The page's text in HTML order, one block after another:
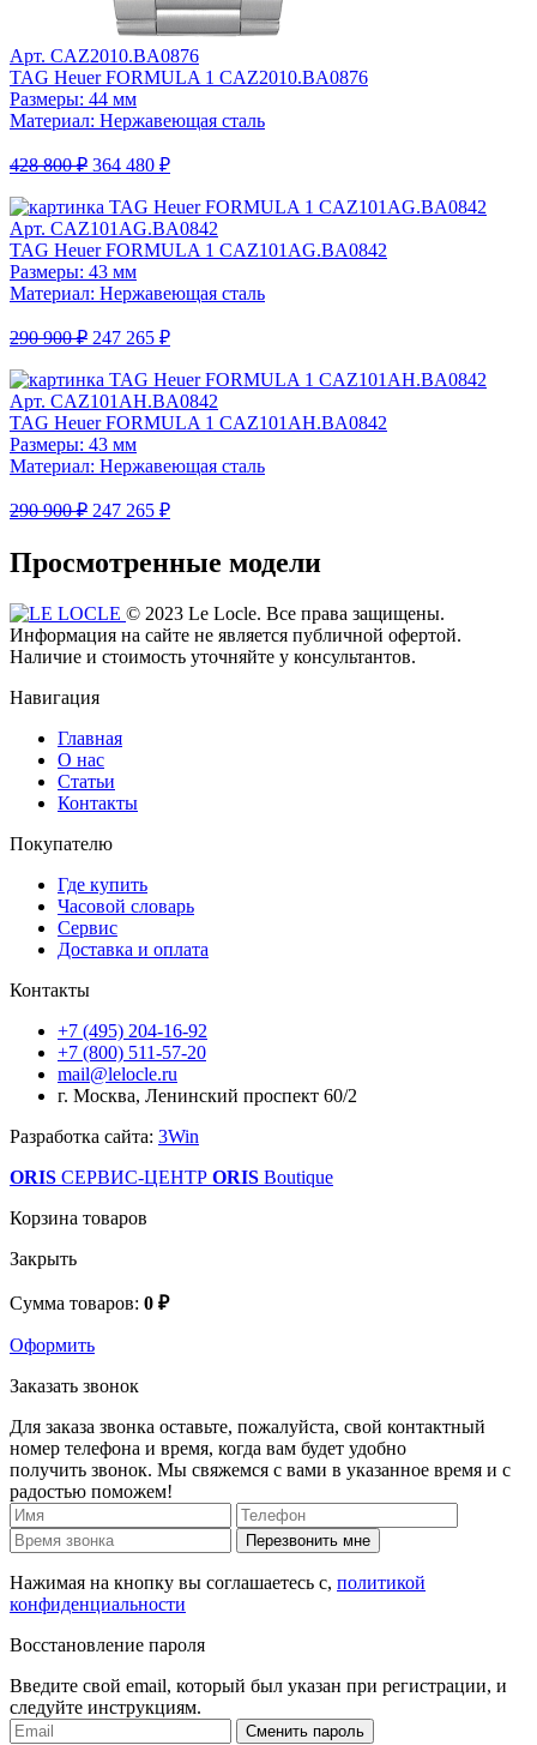
Арт. CAZ2010.BA0876
TAG Heuer FORMULA 1 CAZ2010.BA0876
Размеры: 44 мм
Материал: Нержавеющая сталь
428 800 ₽ 364 480 ₽
Арт. CAZ101AG.BA0842
TAG Heuer FORMULA 1 CAZ101AG.BA0842
Размеры: 43 мм
Материал: Нержавеющая сталь
290 900 ₽ 247 265 ₽
Арт. CAZ101AH.BA0842
TAG Heuer FORMULA 1 CAZ101AH.BA0842
Размеры: 43 мм
Материал: Нержавеющая сталь
290 900 ₽ 247 265 ₽
Просмотренные модели
© 2023 Le Locle. Все права защищены.
Информация на сайте не является публичной офертой.
Наличие и стоимость уточняйте у консультантов.
Навигация
Главная
О нас
Статьи
Контакты
Покупателю
Где купить
Часовой словарь
Сервис
Доставка и оплата
Контакты
+7 (495) 204-16-92
+7 (800) 511-57-20
mail@lelocle.ru
г. Москва, Ленинский проспект 60/2
Разработка сайта: 3Win
ORIS СЕРВИС-ЦЕНТР ORIS Boutique
Корзина товаров
Закрыть
Сумма товаров: 0 ₽
Оформить
Заказать звонок
Для заказа звонка оставьте, пожалуйста, свой контактный
номер телефона и время, когда вам будет удобно
получить звонок. Мы свяжемся с вами в указанное время и с
радостью поможем!
Перезвонить мне
Нажимая на кнопку вы соглашаетесь с, политикой
конфиденциальности
Восстановление пароля
Введите свой email, который был указан при регистрации, и
следуйте инструкциям.
Сменить пароль